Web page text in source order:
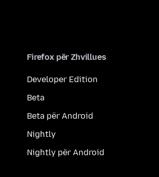
Firefox për Zhvillues
Developer Edition
Beta
Beta për Android
Nightly
Nightly për Android